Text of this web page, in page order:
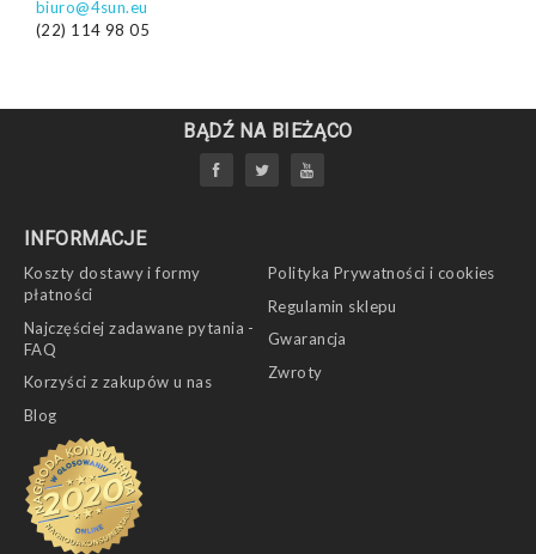
biuro@4sun.eu
(22) 114 98 05
BĄDŹ NA BIEŻĄCO
INFORMACJE
Koszty dostawy i formy
płatności
Najczęściej zadawane pytania -
FAQ
Korzyści z zakupów u nas
Blog
Polityka Prywatności i cookies
Regulamin sklepu
Gwarancja
Zwroty